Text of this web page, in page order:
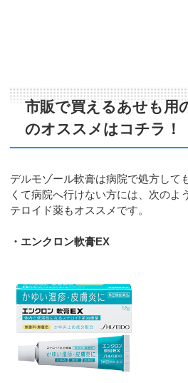
市販で買えるあせも用
のオススメはコチラ！
デルモゾール軟膏は病院で処方して
くて病院へ行けない方には、次のよ
テロイド薬もオススメです。
・エンクロン軟膏EX